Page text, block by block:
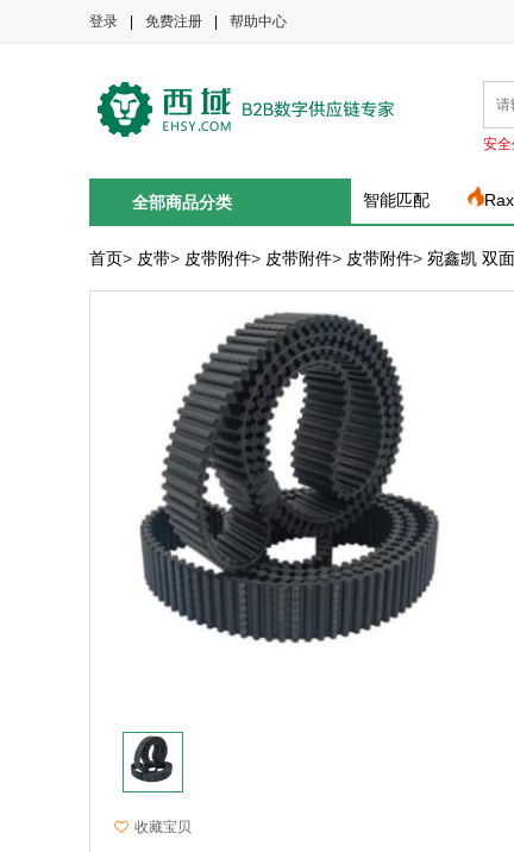
登录 免费注册 帮助中心
安全
全部商品分类 智能匹配
首页> 皮带> 皮带附件> 皮带附件> 皮带附件> 宛鑫凯 双
收藏宝贝